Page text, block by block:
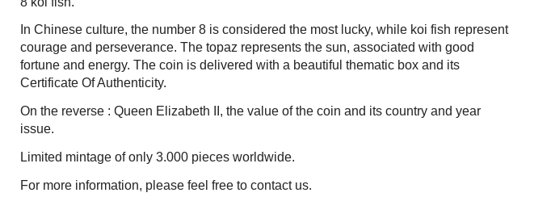
In Chinese culture, the number 8 is considered the most lucky, while koi fish represent
courage and perseverance. The topaz represents the sun, associated with good
fortune and energy. The coin is delivered with a beautiful thematic box and its
Certificate Of Authenticity.
On the reverse : Queen Elizabeth II, the value of the coin and its country and year
issue.
Limited mintage of only 3.000 pieces worldwide.
For more information, please feel free to contact us.